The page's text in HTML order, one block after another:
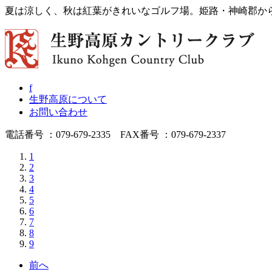
夏は涼しく、秋は紅葉がきれいなゴルフ場。姫路・神崎郡か
f
生野高原について
お問い合わせ
電話番号 ：079-679-2335 FAX番号 ：079-679-2337
1
2
3
4
5
6
7
8
9
前へ